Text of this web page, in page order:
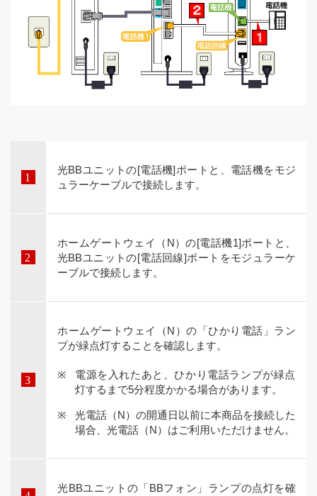
光BBユニットの[電話機]ポートと、電話機をモジ
ュラーケーブルで接続します。
ホームゲートウェイ（N）の[電話機1]ポートと、
光BBユニットの[電話回線]ポートをモジュラーケ
ーブルで接続します。
ホームゲートウェイ（N）の「ひかり電話」ラン
プが緑点灯することを確認します。
電源を入れたあと、ひかり電話ランプが緑点
灯するまで5分程度かかる場合があります。
光電話（N）の開通日以前に本商品を接続した
場合、光電話（N）はご利用いただけません。
光BBユニットの「BBフォン」ランプの点灯を確